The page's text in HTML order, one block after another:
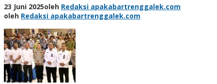
23 Juni 2025oleh Redaksi apakabartrenggalek.com
oleh Redaksi apakabartrenggalek.com